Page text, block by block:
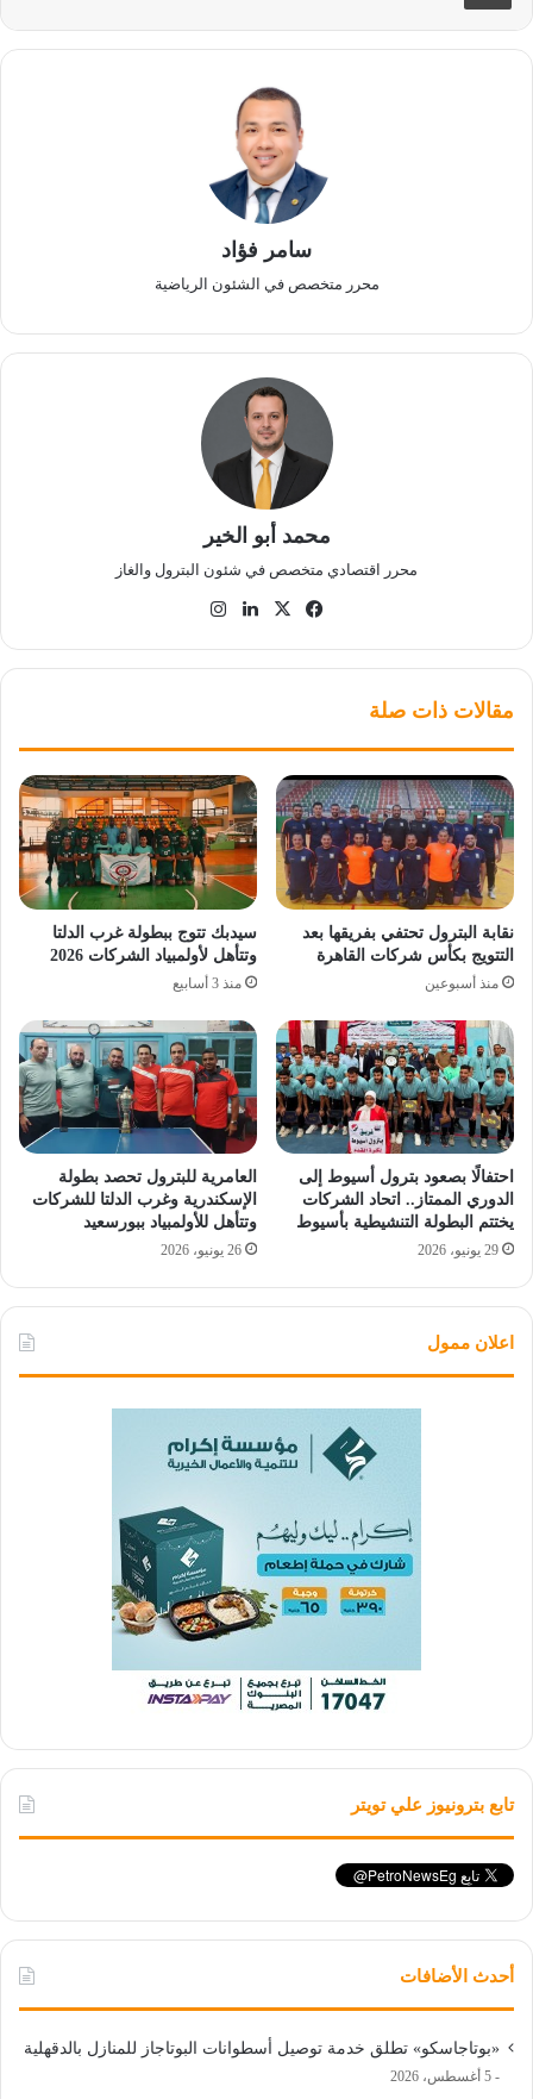
سامر فؤاد
محرر متخصص في الشئون الرياضية
محمد أبو الخير
محرر اقتصادي متخصص في شئون البترول والغاز
فيسبوك
‫X لينكدإن
مقالات ذات صلة
نقابة البترول تحتفي بفريقها بعد
التتويج بكأس شركات القاهرة
منذ أسبوعين
سيدبك تتوج ببطولة غرب الدلتا
وتتأهل لأولمبياد الشركات 2026
منذ 3 أسابيع
احتفالًا بصعود بترول أسيوط إلى
الدوري الممتاز.. اتحاد الشركات
يختتم البطولة التنشيطية بأسيوط
29 يونيو، 2026
العامرية للبترول تحصد بطولة
الإسكندرية وغرب الدلتا للشركات
وتتأهل للأولمبياد ببورسعيد
26 يونيو، 2026
اعلان ممول
تابع بترونيوز علي تويتر
أحدث الأضافات
«بوتاجاسكو» تطلق خدمة توصيل أسطوانات البوتاجاز للمنازل بالدقهلية
5 أغسطس، 2026